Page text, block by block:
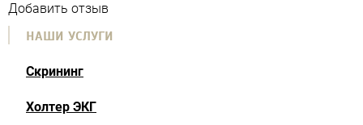
Добавить отзыв
НАШИ УСЛУГИ
Скрининг
Холтер ЭКГ